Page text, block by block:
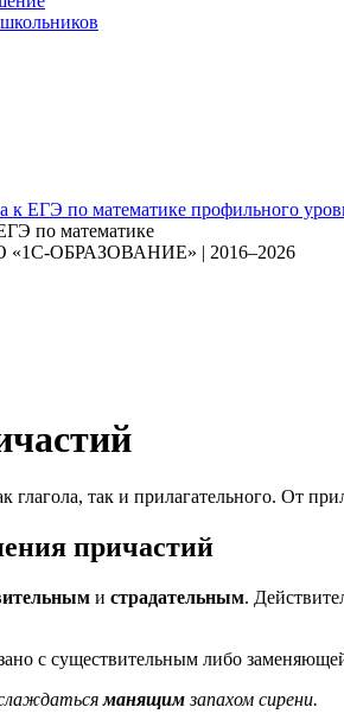
по математике
ОБРАЗОВАНИЕ» | 2016–2026
так и прилагательного. От
причастий
и страдательным.
с существительным либо
манящимзапахом сирени.